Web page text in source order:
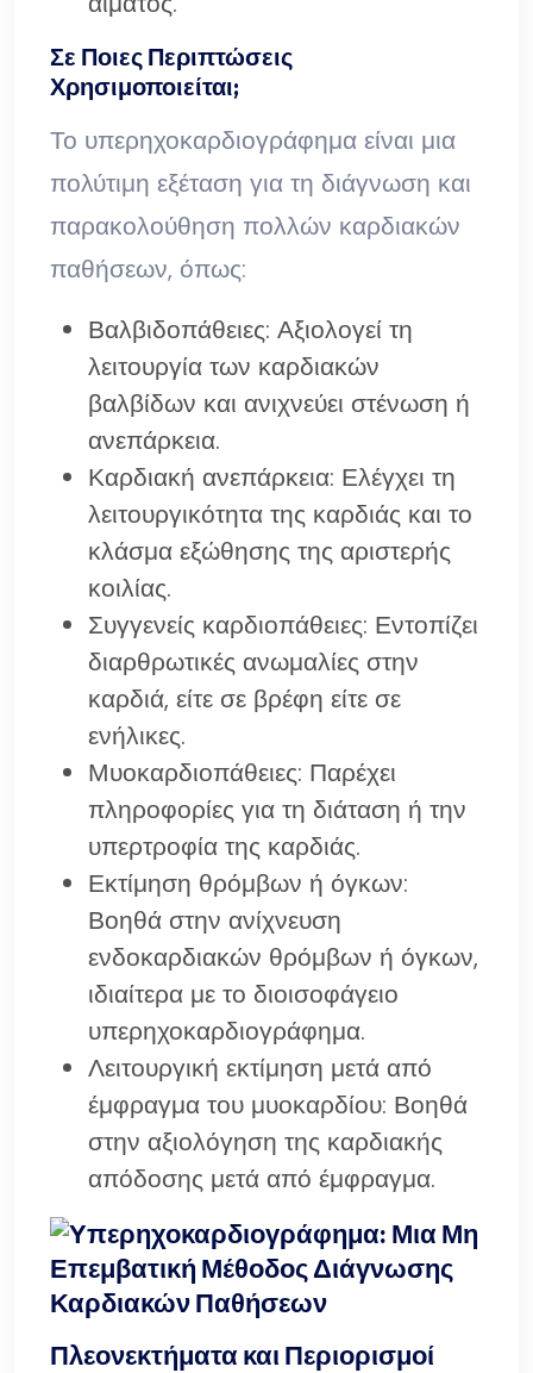
Σε Ποιες Περιπτώσεις
Χρησιμοποιείται;
Το υπερηχοκαρδιογράφημα είναι μια
πολύτιμη εξέταση για τη διάγνωση και
παρακολούθηση πολλών καρδιακών
παθήσεων, όπως:
Βαλβιδοπάθειες: Αξιολογεί τη
λειτουργία των καρδιακών
βαλβίδων και ανιχνεύει στένωση ή
ανεπάρκεια.
Καρδιακή ανεπάρκεια: Ελέγχει τη
λειτουργικότητα της καρδιάς και το
κλάσμα εξώθησης της αριστερής
κοιλίας.
Συγγενείς καρδιοπάθειες: Εντοπίζει
διαρθρωτικές ανωμαλίες στην
καρδιά, είτε σε βρέφη είτε σε
ενήλικες.
Μυοκαρδιοπάθειες: Παρέχει
πληροφορίες για τη διάταση ή την
υπερτροφία της καρδιάς.
Εκτίμηση θρόμβων ή όγκων:
Βοηθά στην ανίχνευση
ενδοκαρδιακών θρόμβων ή όγκων,
ιδιαίτερα με το διοισοφάγειο
υπερηχοκαρδιογράφημα.
Λειτουργική εκτίμηση μετά από
έμφραγμα του μυοκαρδίου: Βοηθά
στην αξιολόγηση της καρδιακής
απόδοσης μετά από έμφραγμα.
Πλεονεκτήματα και Περιορισμοί